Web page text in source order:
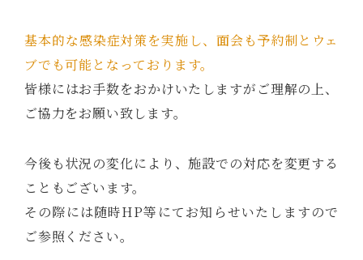
基本的な感染症対策を実施し、面会も予約制とウェ
ブでも可能となっております。
皆様にはお手数をおかけいたしますがご理解の上、
ご協力をお願い致します。
今後も状況の変化により、施設での対応を変更する
こともございます。
その際には随時HP等にてお知らせいたしますので
ご参照ください。